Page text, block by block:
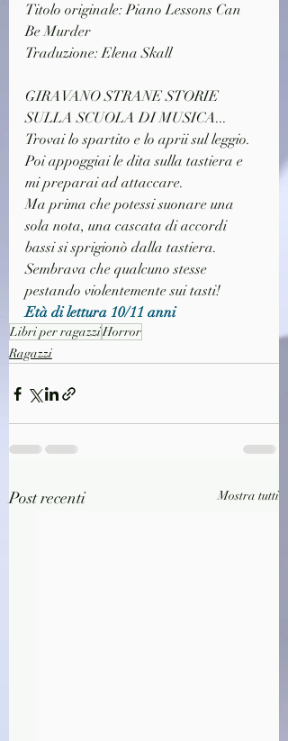
Titolo originale: Piano Lessons Can
Be Murder
Traduzione: Elena Skall
GIRAVANO STRANE STORIE
SULLA SCUOLA DI MUSICA...
Trovai lo spartito e lo aprii sul leggio.
Poi appoggiai le dita sulla tastiera e
mi preparai ad attaccare.
Ma prima che potessi suonare una
sola nota, una cascata di accordi
bassi si sprigionò dalla tastiera.
Sembrava che qualcuno stesse
pestando violentemente sui tasti!
Età di lettura 10/11 anni
Libri per ragazziHorror
Ragazzi
Post recenti Mostra tutti